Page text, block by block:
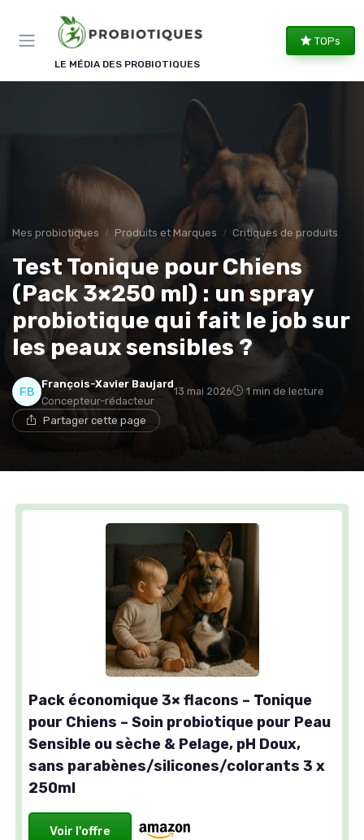
LE MÉDIA DES PROBIOTIQUES
TOPs
Mes probiotiques Produits et Marques Critiques de produits
Test Tonique pour Chiens
(Pack 3×250 ml) : un spray
probiotique qui fait le job sur
les peaux sensibles ?
François-Xavier Baujard
Concepteur-rédacteur
13 mai 2026 1 min de lecture
Partager cette page
Pack économique 3× flacons – Tonique
pour Chiens – Soin probiotique pour Peau
Sensible ou sèche & Pelage, pH Doux,
sans parabènes/silicones/colorants 3 x
250ml
Voir l'offre